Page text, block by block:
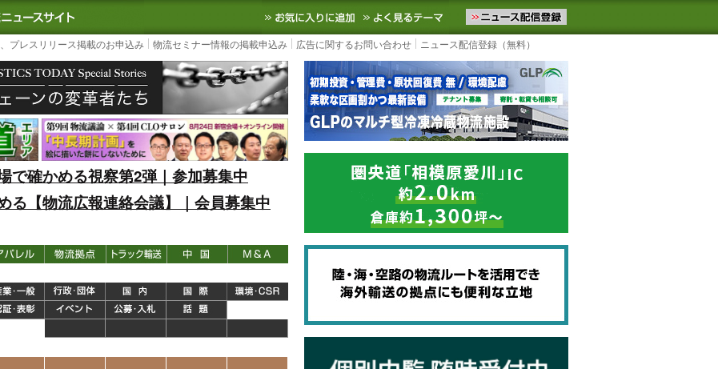
｜国内最大の物流ニュースサイト3PL, SCMなど国内外の最新の物流ニュースをお届けします。物流ニュースメール配信を登録す
お気に入りに追加 よく見るテーマ
プレスリリース掲載のお申込み 物流セミナー情報の掲載申込み 広告に関するお問い合わせ ニュース配信登録（無料）
で確かめる視察第2弾｜参加募集中
る【物流広報連絡会議】｜会員募集中